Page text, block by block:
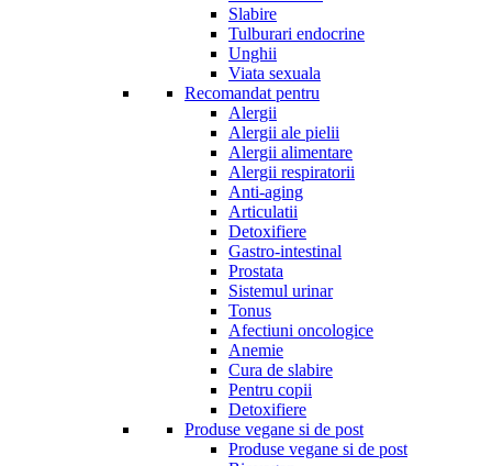
Slabire
Tulburari endocrine
Unghii
Viata sexuala
Recomandat pentru
Alergii
Alergii ale pielii
Alergii alimentare
Alergii respiratorii
Anti-aging
Articulatii
Detoxifiere
Gastro-intestinal
Prostata
Sistemul urinar
Tonus
Afectiuni oncologice
Anemie
Cura de slabire
Pentru copii
Detoxifiere
Produse vegane si de post
Produse vegane si de post